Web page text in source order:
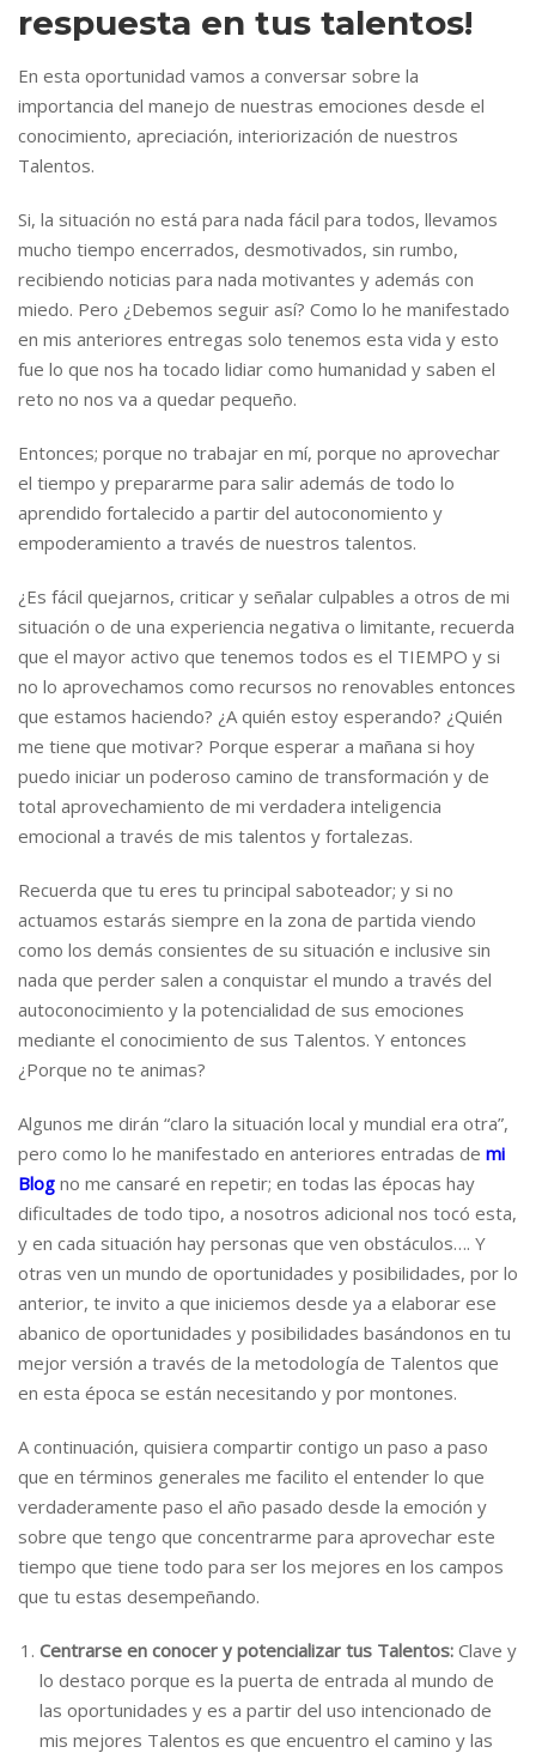
respuesta en tus talentos!
En esta oportunidad vamos a conversar sobre la
importancia del manejo de nuestras emociones desde el
conocimiento, apreciación, interiorización de nuestros
Talentos.
Si, la situación no está para nada fácil para todos, llevamos
mucho tiempo encerrados, desmotivados, sin rumbo,
recibiendo noticias para nada motivantes y además con
miedo. Pero ¿Debemos seguir así? Como lo he manifestado
en mis anteriores entregas solo tenemos esta vida y esto
fue lo que nos ha tocado lidiar como humanidad y saben el
reto no nos va a quedar pequeño.
Entonces; porque no trabajar en mí, porque no aprovechar
el tiempo y prepararme para salir además de todo lo
aprendido fortalecido a partir del autoconomiento y
empoderamiento a través de nuestros talentos.
¿Es fácil quejarnos, criticar y señalar culpables a otros de mi
situación o de una experiencia negativa o limitante, recuerda
que el mayor activo que tenemos todos es el TIEMPO y si
no lo aprovechamos como recursos no renovables entonces
que estamos haciendo? ¿A quién estoy esperando? ¿Quién
me tiene que motivar? Porque esperar a mañana si hoy
puedo iniciar un poderoso camino de transformación y de
total aprovechamiento de mi verdadera inteligencia
emocional a través de mis talentos y fortalezas.
Recuerda que tu eres tu principal saboteador; y si no
actuamos estarás siempre en la zona de partida viendo
como los demás consientes de su situación e inclusive sin
nada que perder salen a conquistar el mundo a través del
autoconocimiento y la potencialidad de sus emociones
mediante el conocimiento de sus Talentos. Y entonces
¿Porque no te animas?
Algunos me dirán “claro la situación local y mundial era otra”,
pero como lo he manifestado en anteriores entradas de mi
Blog no me cansaré en repetir; en todas las épocas hay
dificultades de todo tipo, a nosotros adicional nos tocó esta,
y en cada situación hay personas que ven obstáculos…. Y
otras ven un mundo de oportunidades y posibilidades, por lo
anterior, te invito a que iniciemos desde ya a elaborar ese
abanico de oportunidades y posibilidades basándonos en tu
mejor versión a través de la metodología de Talentos que
en esta época se están necesitando y por montones.
A continuación, quisiera compartir contigo un paso a paso
que en términos generales me facilito el entender lo que
verdaderamente paso el año pasado desde la emoción y
sobre que tengo que concentrarme para aprovechar este
tiempo que tiene todo para ser los mejores en los campos
que tu estas desempeñando.
Centrarse en conocer y potencializar tus Talentos: Clave y
lo destaco porque es la puerta de entrada al mundo de
las oportunidades y es a partir del uso intencionado de
mis mejores Talentos es que encuentro el camino y las